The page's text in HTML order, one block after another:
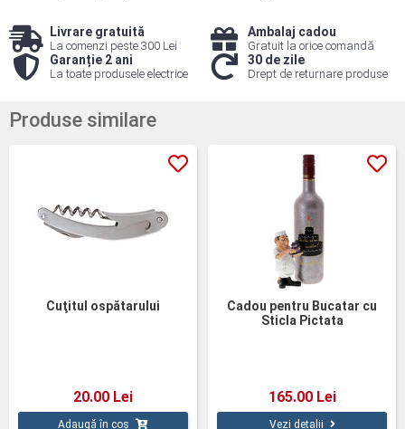
Livrare gratuită
La comenzi peste 300 Lei
Ambalaj cadou
Gratuit la orice comandă
Garanție 2 ani
La toate produsele electrice
30 de zile
Drept de returnare produse
Produse similare
Cuţitul ospătarului
20.00 Lei
Adaugă în coș
Cadou pentru Bucatar cu
Sticla Pictata
165.00 Lei
Vezi detalii